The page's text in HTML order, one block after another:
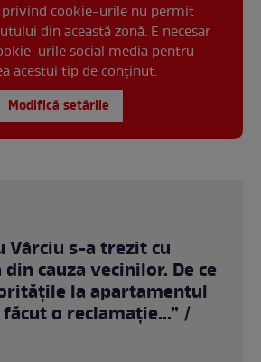
privind cookie-urile nu permit
din această zonă. E necesar
urile social media pentru
acestui tip de conținut.
Modifică setările
Vârciu s-a trezit cu
cauza vecinilor. De ce
la apartamentul
o reclamație...” /